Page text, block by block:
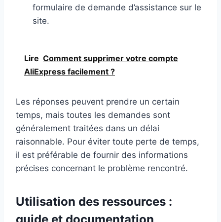
formulaire de demande d’assistance sur le
site.
Lire Comment supprimer votre compte
AliExpress facilement ?
Les réponses peuvent prendre un certain
temps, mais toutes les demandes sont
généralement traitées dans un délai
raisonnable. Pour éviter toute perte de temps,
il est préférable de fournir des informations
précises concernant le problème rencontré.
Utilisation des ressources :